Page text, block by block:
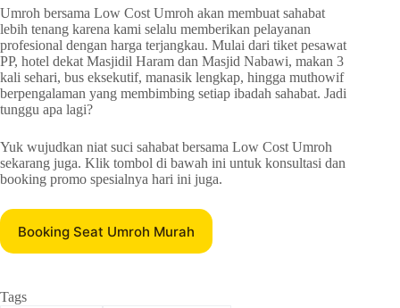
Umroh bersama Low Cost Umroh akan membuat sahabat
lebih tenang karena kami selalu memberikan pelayanan
profesional dengan harga terjangkau. Mulai dari tiket pesawat
PP, hotel dekat Masjidil Haram dan Masjid Nabawi, makan 3
kali sehari, bus eksekutif, manasik lengkap, hingga muthowif
berpengalaman yang membimbing setiap ibadah sahabat. Jadi
tunggu apa lagi?
Yuk wujudkan niat suci sahabat bersama Low Cost Umroh
sekarang juga. Klik tombol di bawah ini untuk konsultasi dan
booking promo spesialnya hari ini juga.
Booking Seat Umroh Murah
Tags